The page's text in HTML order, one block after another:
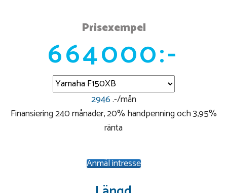
Prisexempel
664000:-
2946.-/mån
Finansiering 240 månader, 20% handpenning och 3,95%
ränta
Anmäl intresse